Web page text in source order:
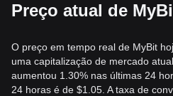
Preço atual de
O preço em tempo real de MyBit
uma capitalização de mercado
aumentou 1.30% nas últimas 24
24 horas é de $1.05. A taxa de